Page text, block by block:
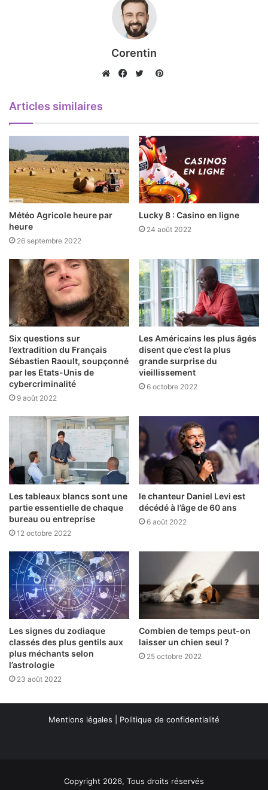
Corentin
Pinterest
Articles similaires
Météo Agricole heure par
heure
26 septembre 2022
Lucky 8 : Casino en ligne
24 août 2022
Six questions sur
l’extradition du Français
Sébastien Raoult, soupçonné
par les Etats-Unis de
cybercriminalité
9 août 2022
Les Américains les plus âgés
disent que c’est la plus
grande surprise du
vieillissement
6 octobre 2022
Les tableaux blancs sont une
partie essentielle de chaque
bureau ou entreprise
12 octobre 2022
le chanteur Daniel Levi est
décédé à l’âge de 60 ans
6 août 2022
Les signes du zodiaque
classés des plus gentils aux
plus méchants selon
l’astrologie
23 août 2022
Combien de temps peut-on
laisser un chien seul ?
25 octobre 2022
Mentions légales Politique de confidentialité
Copyright 2026, Tous droits réservés